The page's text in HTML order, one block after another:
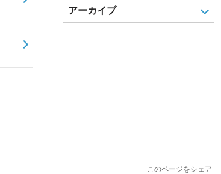
アーカイブ
このページをシェア